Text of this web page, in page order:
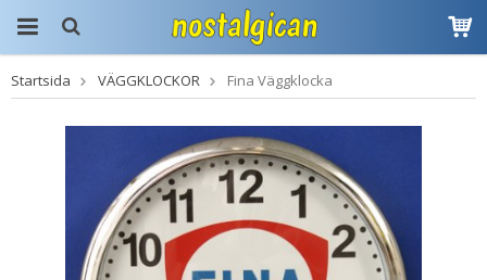
Produkten har blivit
tillagd i varukorgen
Startsida VÄGGKLOCKOR Fina Väggklocka